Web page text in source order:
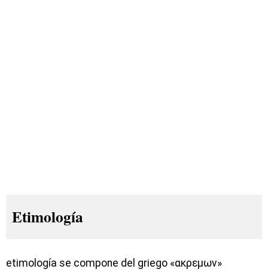
Etimología
etimología se compone del griego «ακρεμων»